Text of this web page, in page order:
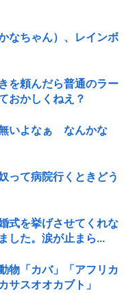
なちゃん）、レインボ
を頼んだら普通のラー
おかしくねえ？
無いよなぁ なんかな
って病院行くときどう
式を挙げさせてくれな
した。涙が止まら...
物「カバ」「アフリカ
サスオオカブト」